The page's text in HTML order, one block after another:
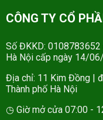
CÔNG TY CỔ
Số ĐKKD: 0108783652
Hà Nội cấp ngày 14/
Địa chỉ: 11 Kim Đồng |
Thành phố Hà Nội
◷ Giờ mở cửa 07:00 -